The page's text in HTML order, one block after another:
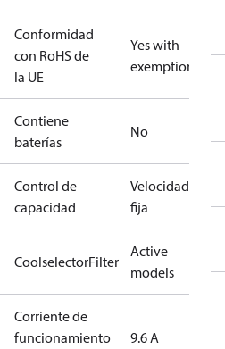
Conformidad
con RoHS de
la UE
Yes with
exemptions
Contiene
baterías
No
Control de
capacidad
Velocidad
fija
CoolselectorFilter
Active
models
Corriente de
funcionamiento
9.6 A